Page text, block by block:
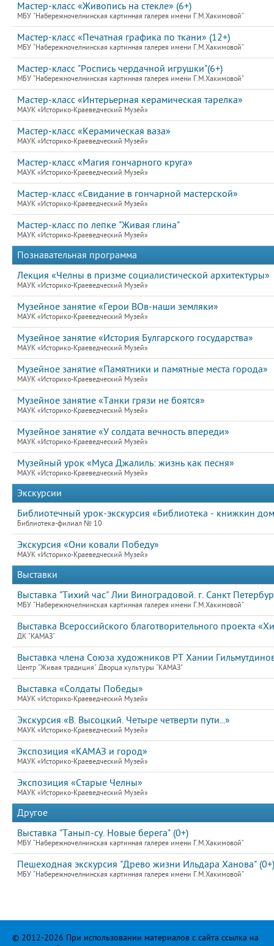
Мастер-класс «Живопись на стекле» (6+)
МБУ "Набережночелнинская картинная галерея имени Г.М.Хакимовой"
Мастер-класс «Печатная графика по ткани» (12+)
МБУ "Набережночелнинская картинная галерея имени Г.М.Хакимовой"
Мастер-класс "Роспись чердачной игрушки"(6+)
МБУ "Набережночелнинская картинная галерея имени Г.М.Хакимовой"
Мастер-класс «Интерьерная керамическая тарелка»
МАУК «Историко-Краеведческий Музей»
Мастер-класс «Керамическая ваза»
МАУК «Историко-Краеведческий Музей»
Мастер-класс «Магия гончарного круга»
МАУК «Историко-Краеведческий Музей»
Мастер-класс «Свидание в гончарной мастерской»
МАУК «Историко-Краеведческий Музей»
Мастер-класс по лепке "Живая глина"
МАУК «Историко-Краеведческий Музей»
Познавательная программа
Лекция «Челны в призме социалистической архитектуры»
МАУК «Историко-Краеведческий Музей»
Музейное занятие «Герои ВОв-наши земляки»
МАУК «Историко-Краеведческий Музей»
Музейное занятие «История Булгарского государства»
МАУК «Историко-Краеведческий Музей»
Музейное занятие «Памятники и памятные места города»
МАУК «Историко-Краеведческий Музей»
Музейное занятие «Танки грязи не боятся»
МАУК «Историко-Краеведческий Музей»
Музейное занятие «У солдата вечность впереди»
МАУК «Историко-Краеведческий Музей»
Музейный урок «Муса Джалиль: жизнь как песня»
МАУК «Историко-Краеведческий Музей»
Экскурсии
Библиотечный урок-экскурсия «Библиотека - книжкин
Библиотека-филиал № 10
Экскурсия «Они ковали Победу»
МАУК «Историко-Краеведческий Музей»
Выставки
Выставка "Тихий час" Лии Виноградовой. г. Санкт
МБУ "Набережночелнинская картинная галерея имени Г.М.Хакимовой"
Выставка Всероссийского благотворительного проекта
ДК "КАМАЗ"
Выставка члена Союза художников РТ Хании
Центр "Живая традиция" Дворца культуры "КАМАЗ"
Выставка «Солдаты Победы»
МАУК «Историко-Краеведческий Музей»
Экскурсия «В. Высоцкий. Четыре четверти пути...»
МАУК «Историко-Краеведческий Музей»
Экспозиция «КАМАЗ и город»
МАУК «Историко-Краеведческий Музей»
Экспозиция «Старые Челны»
МАУК «Историко-Краеведческий Музей»
Другое
Выставка "Танып-су. Новые берега" (0+)
МБУ "Набережночелнинская картинная галерея имени Г.М.Хакимовой"
Пешеходная экскурсия "Древо жизни Ильдара Ханова" (0+)
МБУ "Набережночелнинская картинная галерея имени Г.М.Хакимовой"
© 2012-2026 При использовании материалов с сайта ссылка на